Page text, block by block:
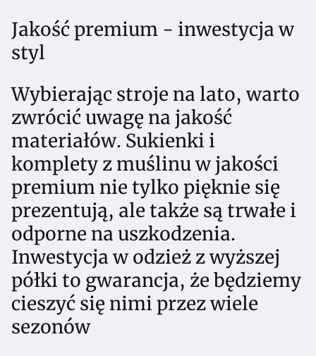
Jakość premium - inwestycja w
styl
Wybierając stroje na lato, warto
zwrócić uwagę na jakość
materiałów. Sukienki i
komplety z muślinu w jakości
premium nie tylko pięknie się
prezentują, ale także są trwałe i
odporne na uszkodzenia.
Inwestycja w odzież z wyższej
półki to gwarancja, że będziemy
cieszyć się nimi przez wiele
sezonów